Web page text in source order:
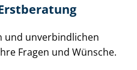
und unverbindlichen
Fragen und Wünsche.